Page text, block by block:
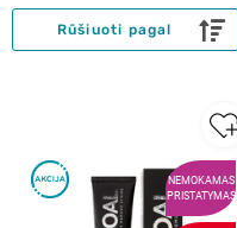
Rūšiuoti pagal
NEMOKAMAS
PRISTATYMAS